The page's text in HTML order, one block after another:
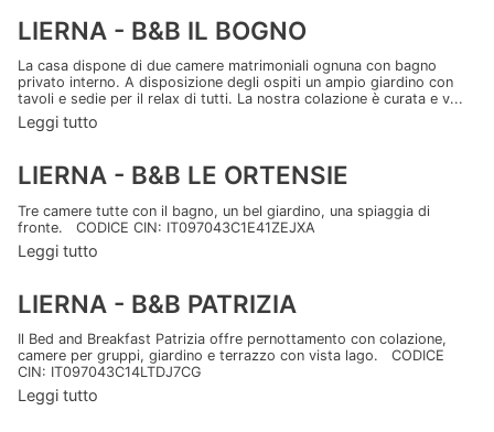
LIERNA - B&B IL BOGNO
La casa dispone di due camere matrimoniali ognuna con bagno
privato interno. A disposizione degli ospiti un ampio giardino con
tavoli e sedie per il relax di tutti. La nostra colazione è curata e v...
Leggi tutto
LIERNA - B&B LE ORTENSIE
Tre camere tutte con il bagno, un bel giardino, una spiaggia di
fronte. CODICE CIN: IT097043C1E41ZEJXA
Leggi tutto
LIERNA - B&B PATRIZIA
Il Bed and Breakfast Patrizia offre pernottamento con colazione,
camere per gruppi, giardino e terrazzo con vista lago. CODICE
CIN: IT097043C14LTDJ7CG
Leggi tutto